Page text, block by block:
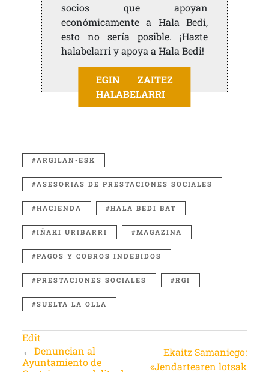
socios que apoyan
económicamente a Hala Bedi,
esto no sería posible. ¡Hazte
halabelarri y apoya a Hala Bedi!
EGIN ZAITEZ
HALABELARRI
ARGILAN-ESK
ASESORIAS DE PRESTACIONES SOCIALES
HACIENDA HALA BEDI BAT
IÑAKI URIBARRI MAGAZINA
PAGOS Y COBROS INDEBIDOS
PRESTACIONES SOCIALES RGI
SUELTA LA OLLA
Edit
← Denuncian al
Ayuntamiento de
Ekaitz Samaniego:
«Jendartearen lotsak